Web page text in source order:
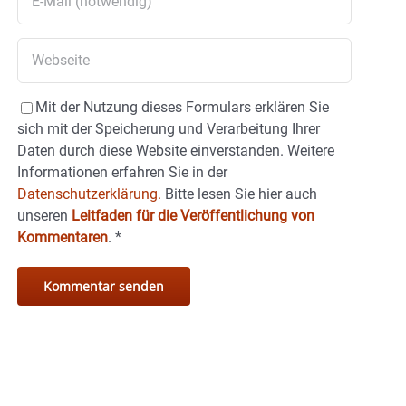
Mit der Nutzung dieses Formulars erklären Sie
sich mit der Speicherung und Verarbeitung Ihrer
Daten durch diese Website einverstanden. Weitere
Informationen erfahren Sie in der
Datenschutzerklärung. Bitte lesen Sie hier auch
unseren Leitfaden für die Veröffentlichung von
Kommentaren. *